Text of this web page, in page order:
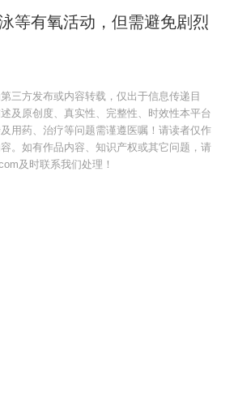
等有氧活动，但需避免剧烈
三方发布或内容转载，仅出于信息传递目
及原创度、真实性、完整性、时效性本平台
用药、治疗等问题需谨遵医嘱！请读者仅作
。如有作品内容、知识产权或其它问题，请
及时联系我们处理！